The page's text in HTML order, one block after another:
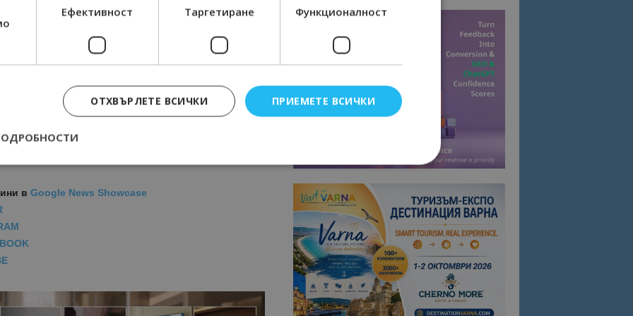
ще спести много главоболия и средства на всеки
да се поръча през този
НА АВИОКОМПАНИИ, ТУРОПЕРАТОРИ И
КАНАЛА НА BGTOURISM.BG -
в Google News Showcase
Ефективност Таргетиране Функционалност
ПРИЕМЕТЕ ВСИЧКИ
ОТХВЪРЛЕТЕ ВСИЧКИ
Строго необходимо Ефективност Функционалност
бисквитки позволяват основната функционалност на уебсайта, като потребителско влизане и
Уебсайтът не може да се използва правилно без строго необходими бисквитки.
bgtourism.bg
Тази бисквитка се използва, за да запомните съгласието
на потребителя за използването на бисквитки на сайта.